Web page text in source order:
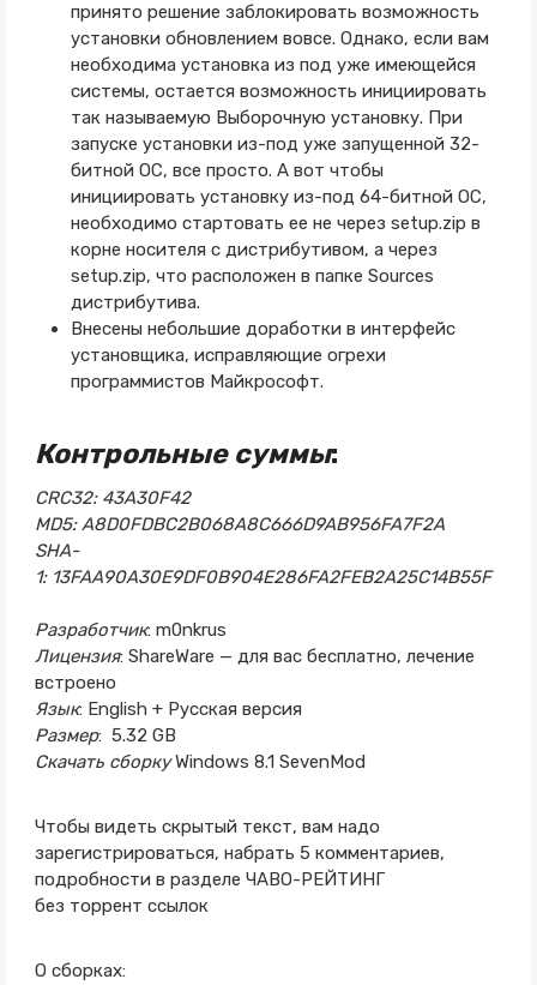
принято решение заблокировать возможность
установки обновлением вовсе. Однако, если вам
необходима установка из под уже имеющейся
системы, остается возможность инициировать
так называемую Выборочную установку. При
запуске установки из-под уже запущенной 32-
битной ОС, все просто. А вот чтобы
инициировать установку из-под 64-битной ОС,
необходимо стартовать ее не через setup.zip в
корне носителя с дистрибутивом, а через
setup.zip, что расположен в папке Sources
дистрибутива.
Внесены небольшие доработки в интерфейс
установщика, исправляющие огрехи
программистов Майкрософт.
Контрольные суммы:
CRC32: 43A30F42
MD5: A8D0FDBC2B068A8C666D9AB956FA7F2A
SHA-
1: 13FAA90A30E9DF0B904E286FA2FEB2A25C14B55F
Разработчик: m0nkrus
Лицензия: ShareWare — для вас бесплатно, лечение
встроено
Язык: English + Русская версия
Размер: 5.32 GB
Скачать сборкуWindows 8.1 SevenMod
Чтобы видеть скрытый текст, вам надо
зарегистрироваться, набрать 5 комментариев,
подробности в разделе ЧАВО-РЕЙТИНГ
без торрент ссылок
О сборках: